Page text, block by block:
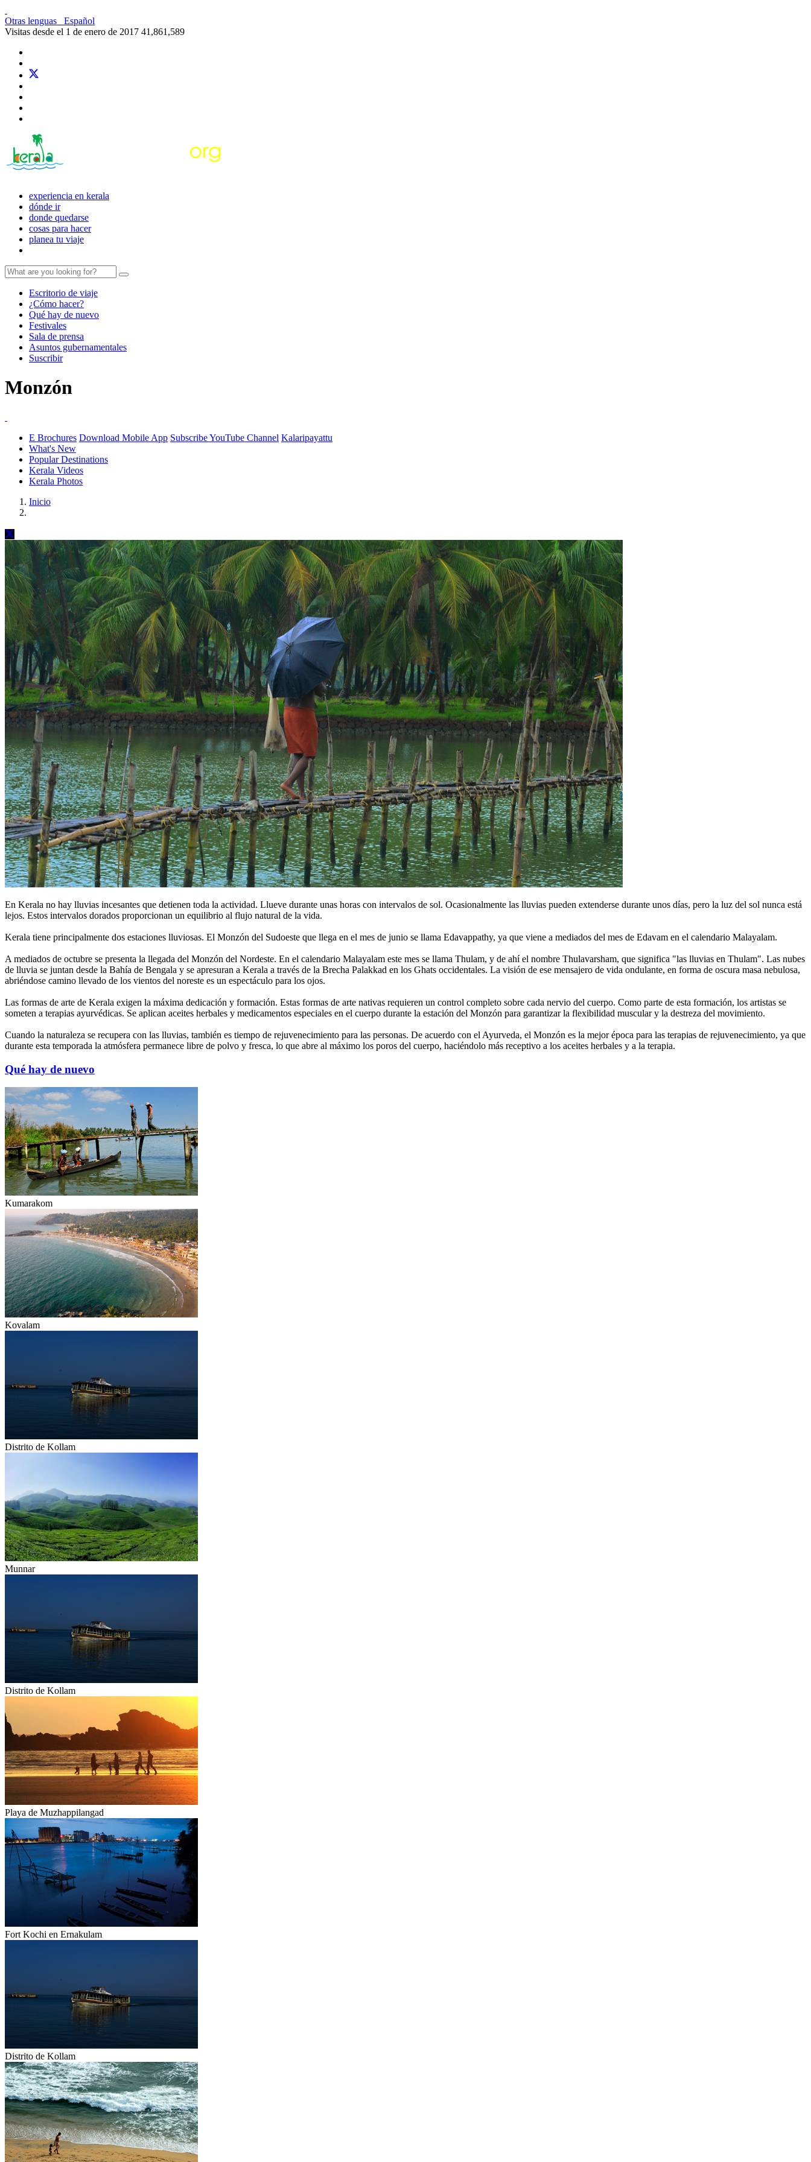
Otras lenguas
Español
Visitas desde el 1 de enero de 2017 41,861,589
experiencia en kerala
dónde ir
donde quedarse
cosas para hacer
planea tu viaje
Escritorio de viaje
¿Cómo hacer?
Qué hay de nuevo
Festivales
Sala de prensa
Asuntos gubernamentales
Suscribir
Monzón
E Brochures Download Mobile App Subscribe YouTube Channel Kalaripayattu
What's New
Popular Destinations
Kerala Videos
Kerala Photos
Inicio
En Kerala no hay lluvias incesantes que detienen toda la actividad. Llueve durante unas horas con intervalos de sol. Ocasionalmente las lluvias pueden extenderse durante unos días, pero la luz del sol nunca está
lejos. Estos intervalos dorados proporcionan un equilibrio al flujo natural de la vida.
Kerala tiene principalmente dos estaciones lluviosas. El Monzón del Sudoeste que llega en el mes de junio se llama Edavappathy, ya que viene a mediados del mes de Edavam en el calendario Malayalam.
A mediados de octubre se presenta la llegada del Monzón del Nordeste. En el calendario Malayalam este mes se llama Thulam, y de ahí el nombre Thulavarsham, que significa "las lluvias en Thulam". Las nubes
de lluvia se juntan desde la Bahía de Bengala y se apresuran a Kerala a través de la Brecha Palakkad en los Ghats occidentales. La visión de ese mensajero de vida ondulante, en forma de oscura masa nebulosa,
abriéndose camino llevado de los vientos del noreste es un espectáculo para los ojos.
Las formas de arte de Kerala exigen la máxima dedicación y formación. Estas formas de arte nativas requieren un control completo sobre cada nervio del cuerpo. Como parte de esta formación, los artistas se
someten a terapias ayurvédicas. Se aplican aceites herbales y medicamentos especiales en el cuerpo durante la estación del Monzón para garantizar la flexibilidad muscular y la destreza del movimiento.
Cuando la naturaleza se recupera con las lluvias, también es tiempo de rejuvenecimiento para las personas. De acuerdo con el Ayurveda, el Monzón es la mejor época para las terapias de rejuvenecimiento, ya que
durante esta temporada la atmósfera permanece libre de polvo y fresca, lo que abre al máximo los poros del cuerpo, haciéndolo más receptivo a los aceites herbales y a la terapia.
Qué hay de nuevo
Kumarakom
Kovalam
Distrito de Kollam
Munnar
Distrito de Kollam
Playa de Muzhappilangad
Fort Kochi en Ernakulam
Distrito de Kollam